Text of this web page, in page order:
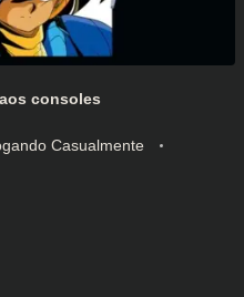
consoles
Casualmente